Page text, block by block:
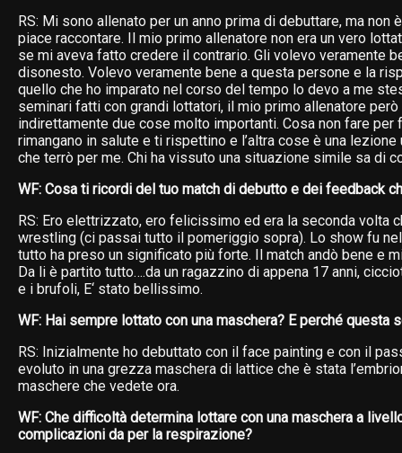
RS: Mi sono allenato per un anno prima di debuttare, ma non
piace raccontare. Il mio primo allenatore non era un vero
se mi aveva fatto credere il contrario. Gli volevo veramente
disonesto. Volevo veramente bene a questa persone e la
quello che ho imparato nel corso del tempo lo devo a me
seminari fatti con grandi lottatori, il mio primo allenatore
indirettamente due cose molto importanti. Cosa non fare per
rimangano in salute e ti rispettino e l’altra cose è una
che terrò per me. Chi ha vissuto una situazione simile sa di
WF: Cosa ti ricordi del tuo match di debutto e dei feedback
RS: Ero elettrizzato, ero felicissimo ed era la seconda volta
wrestling (ci passai tutto il pomeriggio sopra). Lo show fu
tutto ha preso un significato più forte. Il match andò bene e
Da li è partito tutto….da un ragazzino di appena 17 anni,
e i brufoli, E‘ stato bellissimo.
WF: Hai sempre lottato con una maschera? E perché questa
RS: Inizialmente ho debuttato con il face painting e con il
evoluto in una grezza maschera di lattice che è stata
maschere che vedete ora.
WF: Che difficoltà determina lottare con una maschera a
complicazioni da per la respirazione?